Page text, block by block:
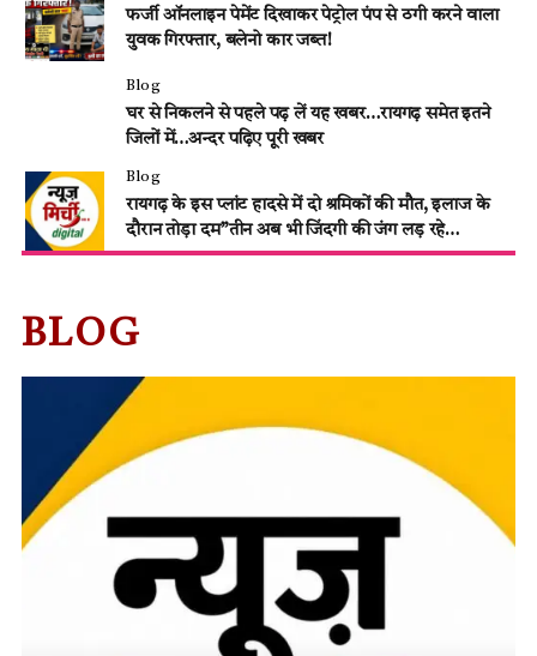
फर्जी ऑनलाइन पेमेंट दिखाकर पेट्रोल पंप से ठगी करने वाला
युवक गिरफ्तार, बलेनो कार जब्त!
Blog
घर से निकलने से पहले पढ़ लें यह खबर…रायगढ़ समेत इतने
जिलों में…अन्दर पढ़िए पूरी खबर
Blog
रायगढ़ के इस प्लांट हादसे में दो श्रमिकों की मौत, इलाज के
दौरान तोड़ा दम”तीन अब भी जिंदगी की जंग लड़ रहे…
BLOG